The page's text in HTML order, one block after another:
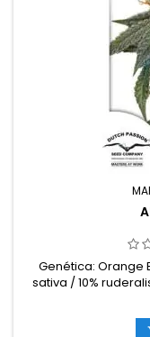
Genética: Orange
sativa / 10%
floración /
g/m²Producción